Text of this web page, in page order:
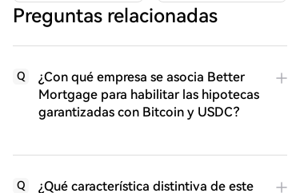
Preguntas relacionadas
Q
¿Con qué empresa se asocia Better
Mortgage para habilitar las hipotecas
garantizadas con Bitcoin y USDC?
Q
¿Qué característica distintiva de este